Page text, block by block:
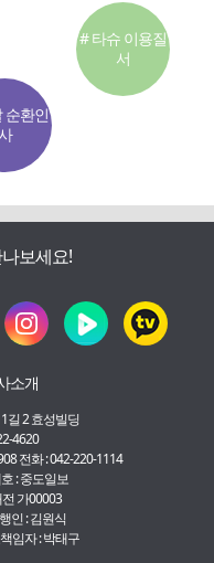
순환인
# 타슈 이용질
서
보세요!
소개
길 2 효성빌딩
4620
전화 : 042-220-1114
: 중도일보
가00003
인 : 김원식
임자 : 박태구